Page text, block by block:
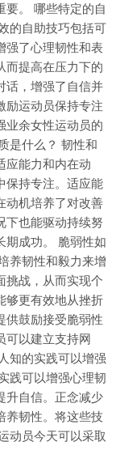
要。 哪些特定的自
的自助技巧包括可
强了心理韧性和表
而提高在压力下的
话，增强了自信并
励运动员保持专注
业余女性运动员的
是什么？ 韧性和
应能力和内在动
保持专注。适应能
动机培养了对改善
下也能驱动持续努
期成功。 脆弱性如
养韧性和毅力来增
挑战，从而实现个
够更有效地从挫折
供鼓励接受脆弱性
可以建立支持网
知的实践可以增强
践可以增强心理韧
升自信。正念减少
养韧性。将这些技
动员今天可以采取